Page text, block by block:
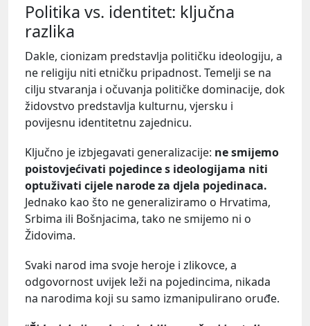
Politika vs. identitet: ključna
razlika
Dakle, cionizam predstavlja političku ideologiju, a
ne religiju niti etničku pripadnost. Temelji se na
cilju stvaranja i očuvanja političke dominacije, dok
židovstvo predstavlja kulturnu, vjersku i
povijesnu identitetnu zajednicu.
Ključno je izbjegavati generalizacije: ne smijemo
poistovjećivati pojedince s ideologijama niti
optuživati cijele narode za djela pojedinaca.
Jednako kao što ne generaliziramo o Hrvatima,
Srbima ili Bošnjacima, tako ne smijemo ni o
Židovima.
Svaki narod ima svoje heroje i zlikovce, a
odgovornost uvijek leži na pojedincima, nikada
na narodima koji su samo izmanipulirano oruđe.